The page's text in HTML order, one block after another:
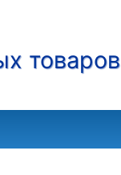
товаров